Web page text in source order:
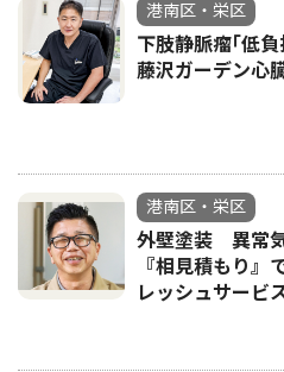
港南区・栄区
下肢静脈瘤｢低
藤沢ガーデン心
港南区・栄区
外壁塗装 異常
『相見積もり
レッシュサービ